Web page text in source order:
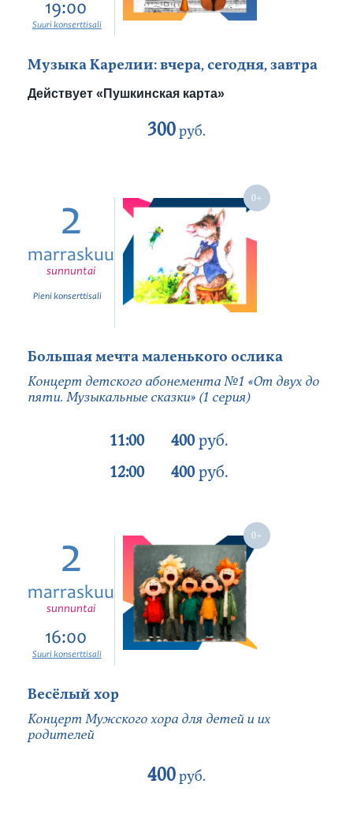
19:00
Suuri konserttisali
Музыка Карелии: вчера, сегодня, завтра
Действует «Пушкинская карта»
300руб.
2
marraskuu
sunnuntai
Pieni konserttisali
Большая мечта маленького ослика
Концерт детского абонемента №1 «От двух до
пяти. Музыкальные сказки» (1 серия)
11:00 400руб.
12:00
400руб.
2
marraskuu
sunnuntai
16:00
Suuri konserttisali
Весёлый хор
Концерт Мужского хора для детей и их
родителей
400руб.